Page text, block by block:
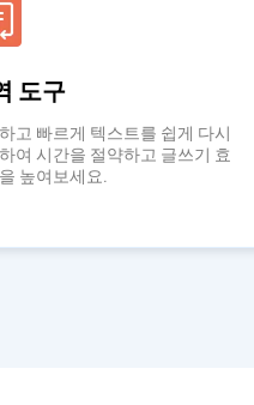
도구
고 빠르게 텍스트를 쉽게 다시
여 시간을 절약하고 글쓰기 효
높여보세요.